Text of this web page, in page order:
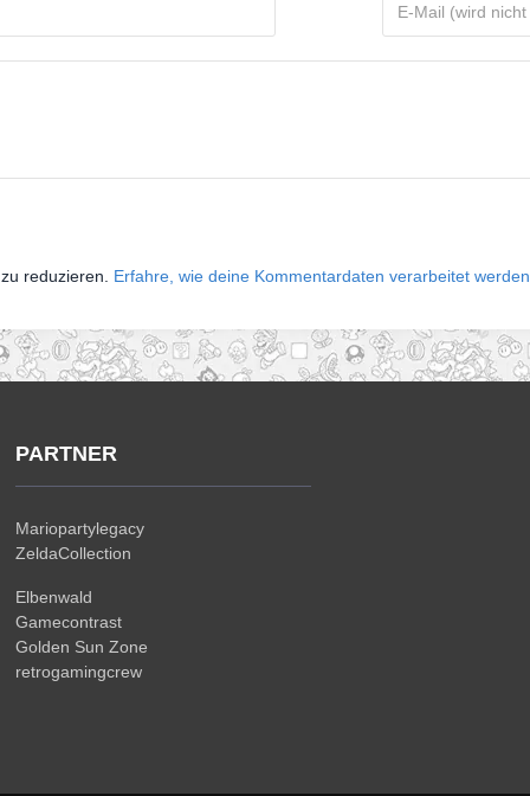
reduzieren. Erfahre, wie deine Kommentardaten verarbeitet werden.
PARTNER
Mariopartylegacy
ZeldaCollection
Elbenwald
Gamecontrast
Golden Sun Zone
retrogamingcrew